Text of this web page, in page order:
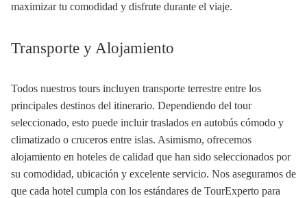
maximizar tu comodidad y disfrute durante el viaje.
Transporte y Alojamiento
Todos nuestros tours incluyen transporte terrestre entre los
principales destinos del itinerario. Dependiendo del tour
seleccionado, esto puede incluir traslados en autobús cómodo y
climatizado o cruceros entre islas. Asimismo, ofrecemos
alojamiento en hoteles de calidad que han sido seleccionados por
su comodidad, ubicación y excelente servicio. Nos aseguramos de
que cada hotel cumpla con los estándares de TourExperto para